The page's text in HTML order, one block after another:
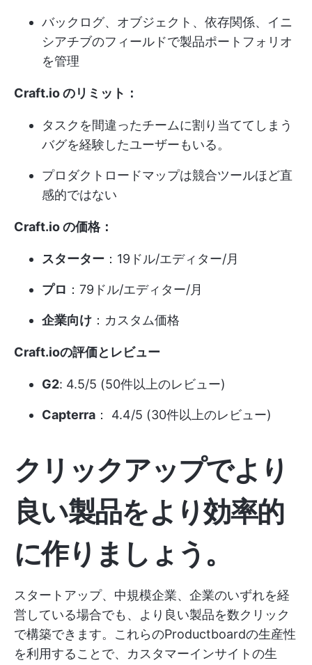
バックログ、オブジェクト、依存関係、イニ
シアチブのフィールドで製品ポートフォリオ
を管理
Craft.io のリミット：
タスクを間違ったチームに割り当ててしまう
バグを経験したユーザーもいる。
プロダクトロードマップは競合ツールほど直
感的ではない
Craft.io の価格：
スターター ：19ドル/エディター/月
プロ ：79ドル/エディター/月
企業向け ：カスタム価格
Craft.ioの評価とレビュー
G2: 4.5/5 (50件以上のレビュー)
Capterra ： 4.4/5 (30件以上のレビュー)
クリックアップでより
良い製品をより効率的
に作りましょう。
スタートアップ、中規模企業、企業のいずれを経
営している場合でも、より良い製品を数クリック
で構築できます。これらのProductboardの生産性
を利用することで、カスタマーインサイトの生